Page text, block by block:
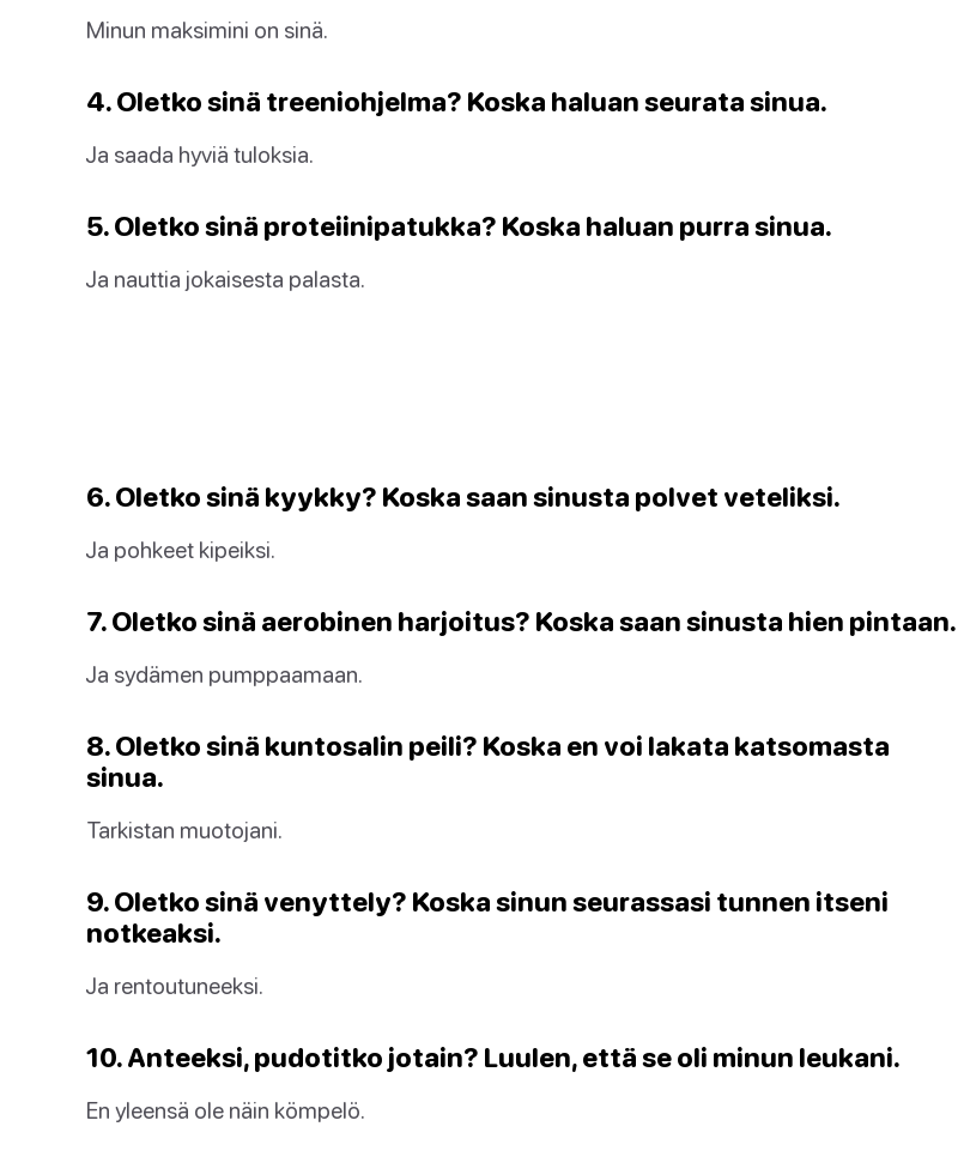
Minun maksimini on sinä.
4. Oletko sinä treeniohjelma? Koska haluan seurata sinua.
Ja saada hyviä tuloksia.
5. Oletko sinä proteiinipatukka? Koska haluan purra sinua.
Ja nauttia jokaisesta palasta.
6. Oletko sinä kyykky? Koska saan sinusta polvet veteliksi.
Ja pohkeet kipeiksi.
7. Oletko sinä aerobinen harjoitus? Koska saan sinusta hien pintaan.
Ja sydämen pumppaamaan.
8. Oletko sinä kuntosalin peili? Koska en voi lakata katsomasta
sinua.
Tarkistan muotojani.
9. Oletko sinä venyttely? Koska sinun seurassasi tunnen itseni
notkeaksi.
Ja rentoutuneeksi.
10. Anteeksi, pudotitko jotain? Luulen, että se oli minun leukani.
En yleensä ole näin kömpelö.